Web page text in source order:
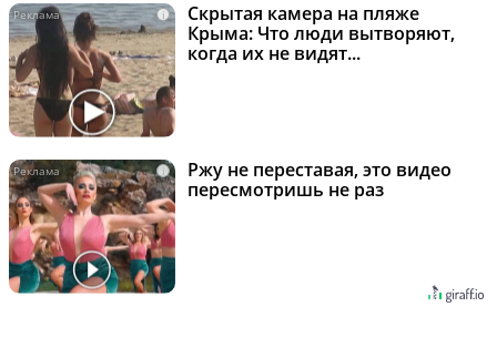
i
Скрытая камера на пляже
Крыма: Что люди вытворяют,
когда их не видят...
i
Ржу не переставая, это видео
пересмотришь не раз